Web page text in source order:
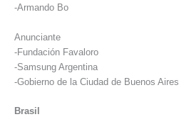
-Armando Bo
Anunciante
-Fundación Favaloro
-Samsung Argentina
-Gobierno de la Ciudad de Buenos Aires
Brasil